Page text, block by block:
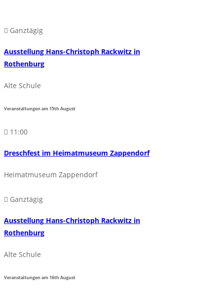
Ganztägig
Ausstellung Hans-Christoph Rackwitz in
Rothenburg
Alte Schule
Veranstaltungen am15thAugust
11:00
Dreschfest im Heimatmuseum Zappendorf
Heimatmuseum Zappendorf
Ganztägig
Ausstellung Hans-Christoph Rackwitz in
Rothenburg
Alte Schule
Veranstaltungen am16thAugust